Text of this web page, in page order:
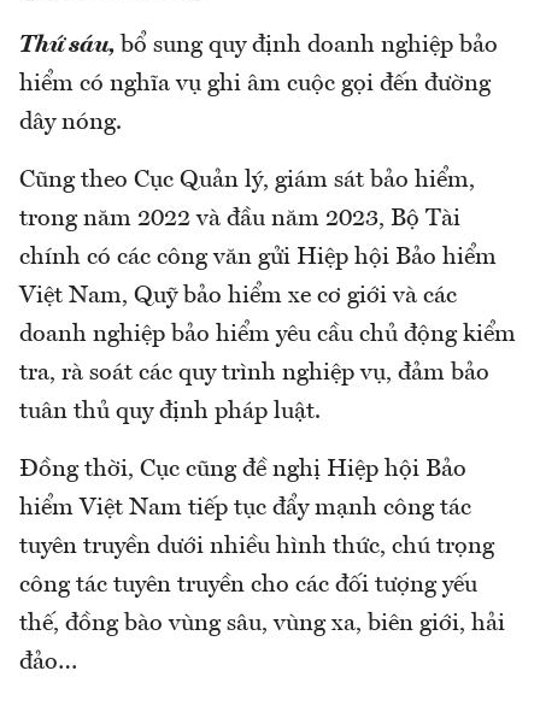
Thứ sáu, bổ sung quy định doanh nghiệp bảo
hiểm có nghĩa vụ ghi âm cuộc gọi đến đường
dây nóng.
Cũng theo Cục Quản lý, giám sát bảo hiểm,
trong năm 2022 và đầu năm 2023, Bộ Tài
chính có các công văn gửi Hiệp hội Bảo hiểm
Việt Nam, Quỹ bảo hiểm xe cơ giới và các
doanh nghiệp bảo hiểm yêu cầu chủ động kiểm
tra, rà soát các quy trình nghiệp vụ, đảm bảo
tuân thủ quy định pháp luật.
Đồng thời, Cục cũng đề nghị Hiệp hội Bảo
hiểm Việt Nam tiếp tục đẩy mạnh công tác
tuyên truyền dưới nhiều hình thức, chú trọng
công tác tuyên truyền cho các đối tượng yếu
thế, đồng bào vùng sâu, vùng xa, biên giới, hải
đảo…